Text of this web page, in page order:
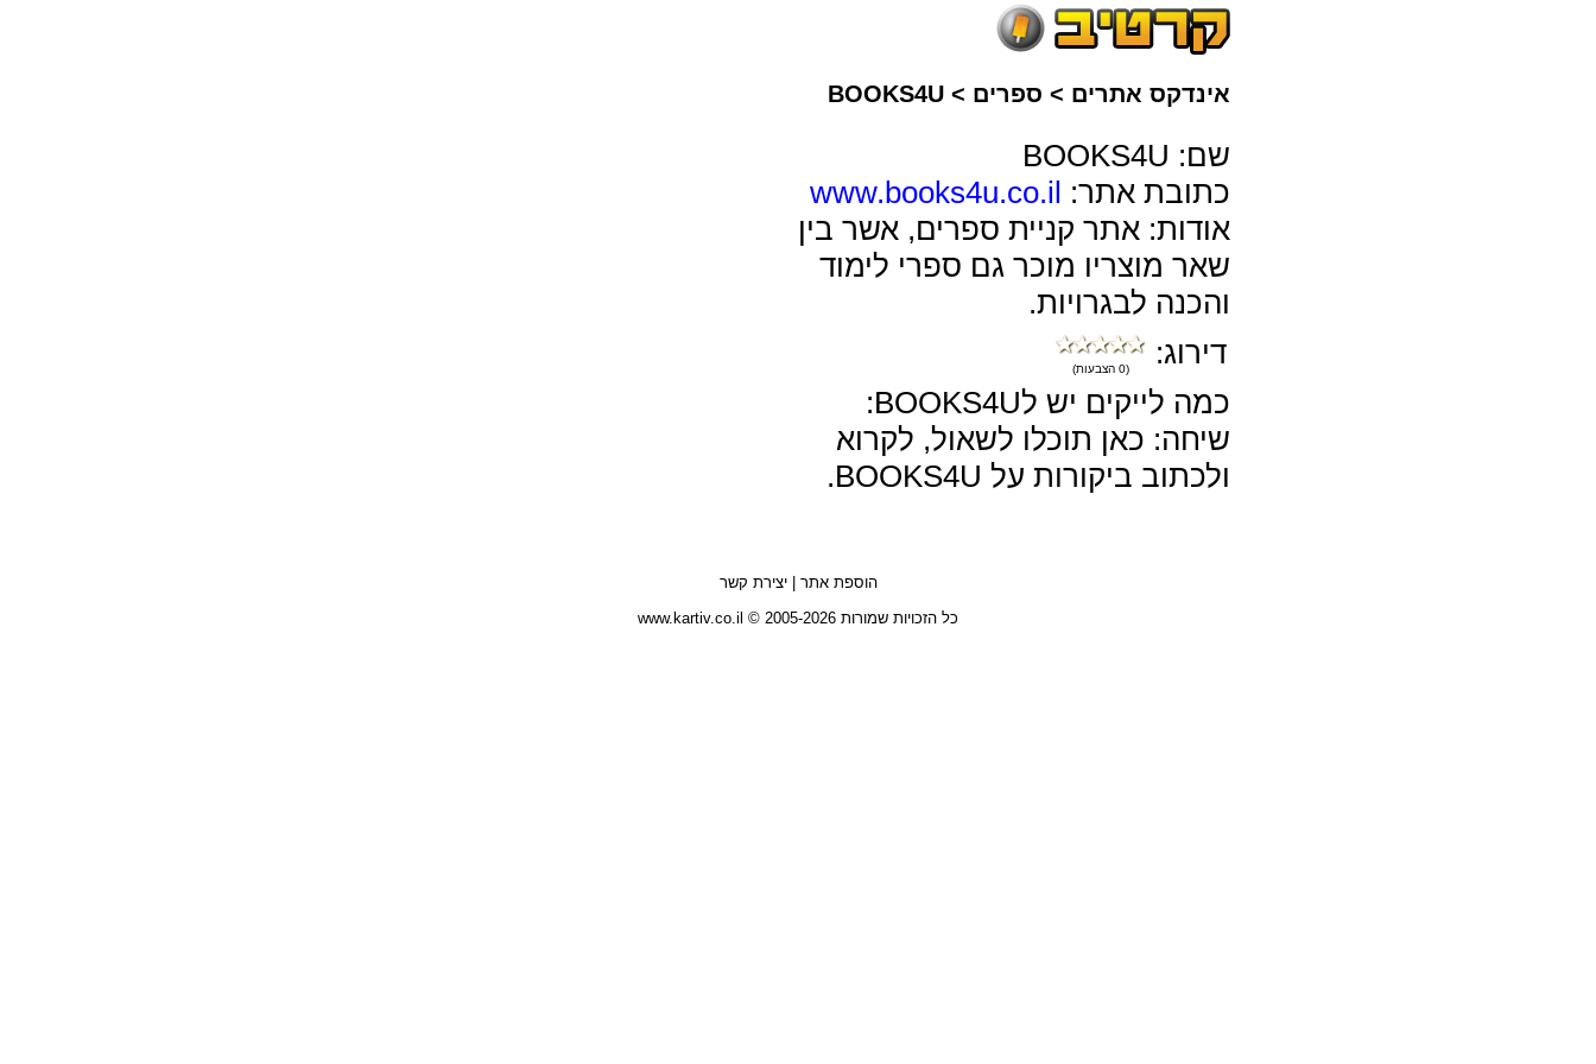
אינדקס אתרים > ספרים >
BOOKS4U
שם: BOOKS4U
כתובת אתר: www.books4u.co.il
אודות: אתר קניית ספרים, אשר בין
שאר מוצריו מוכר גם ספרי לימוד
והכנה לבגרויות.
דירוג:
(0 הצבעות)
כמה לייקים יש לBOOKS4U:
שיחה: כאן תוכלו לשאול, לקרוא
ולכתוב ביקורות על BOOKS4U.
הוספת אתר |יצירת קשר
כל הזכויות שמורות 2005-2026 © www.kartiv.co.il